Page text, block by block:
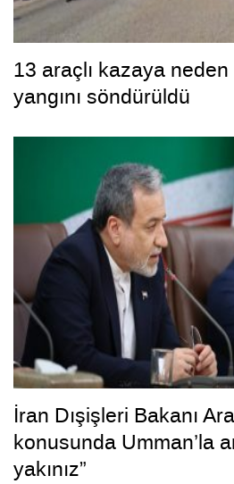
13 araçlı kazaya neden
yangını söndürüldü
İran Dışişleri Bakanı
konusunda Umman’la
yakınız”